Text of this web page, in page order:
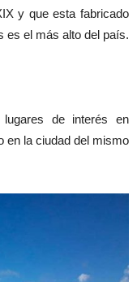
y que esta fabricado
es el más alto del país.
de interés en
en la ciudad del mismo